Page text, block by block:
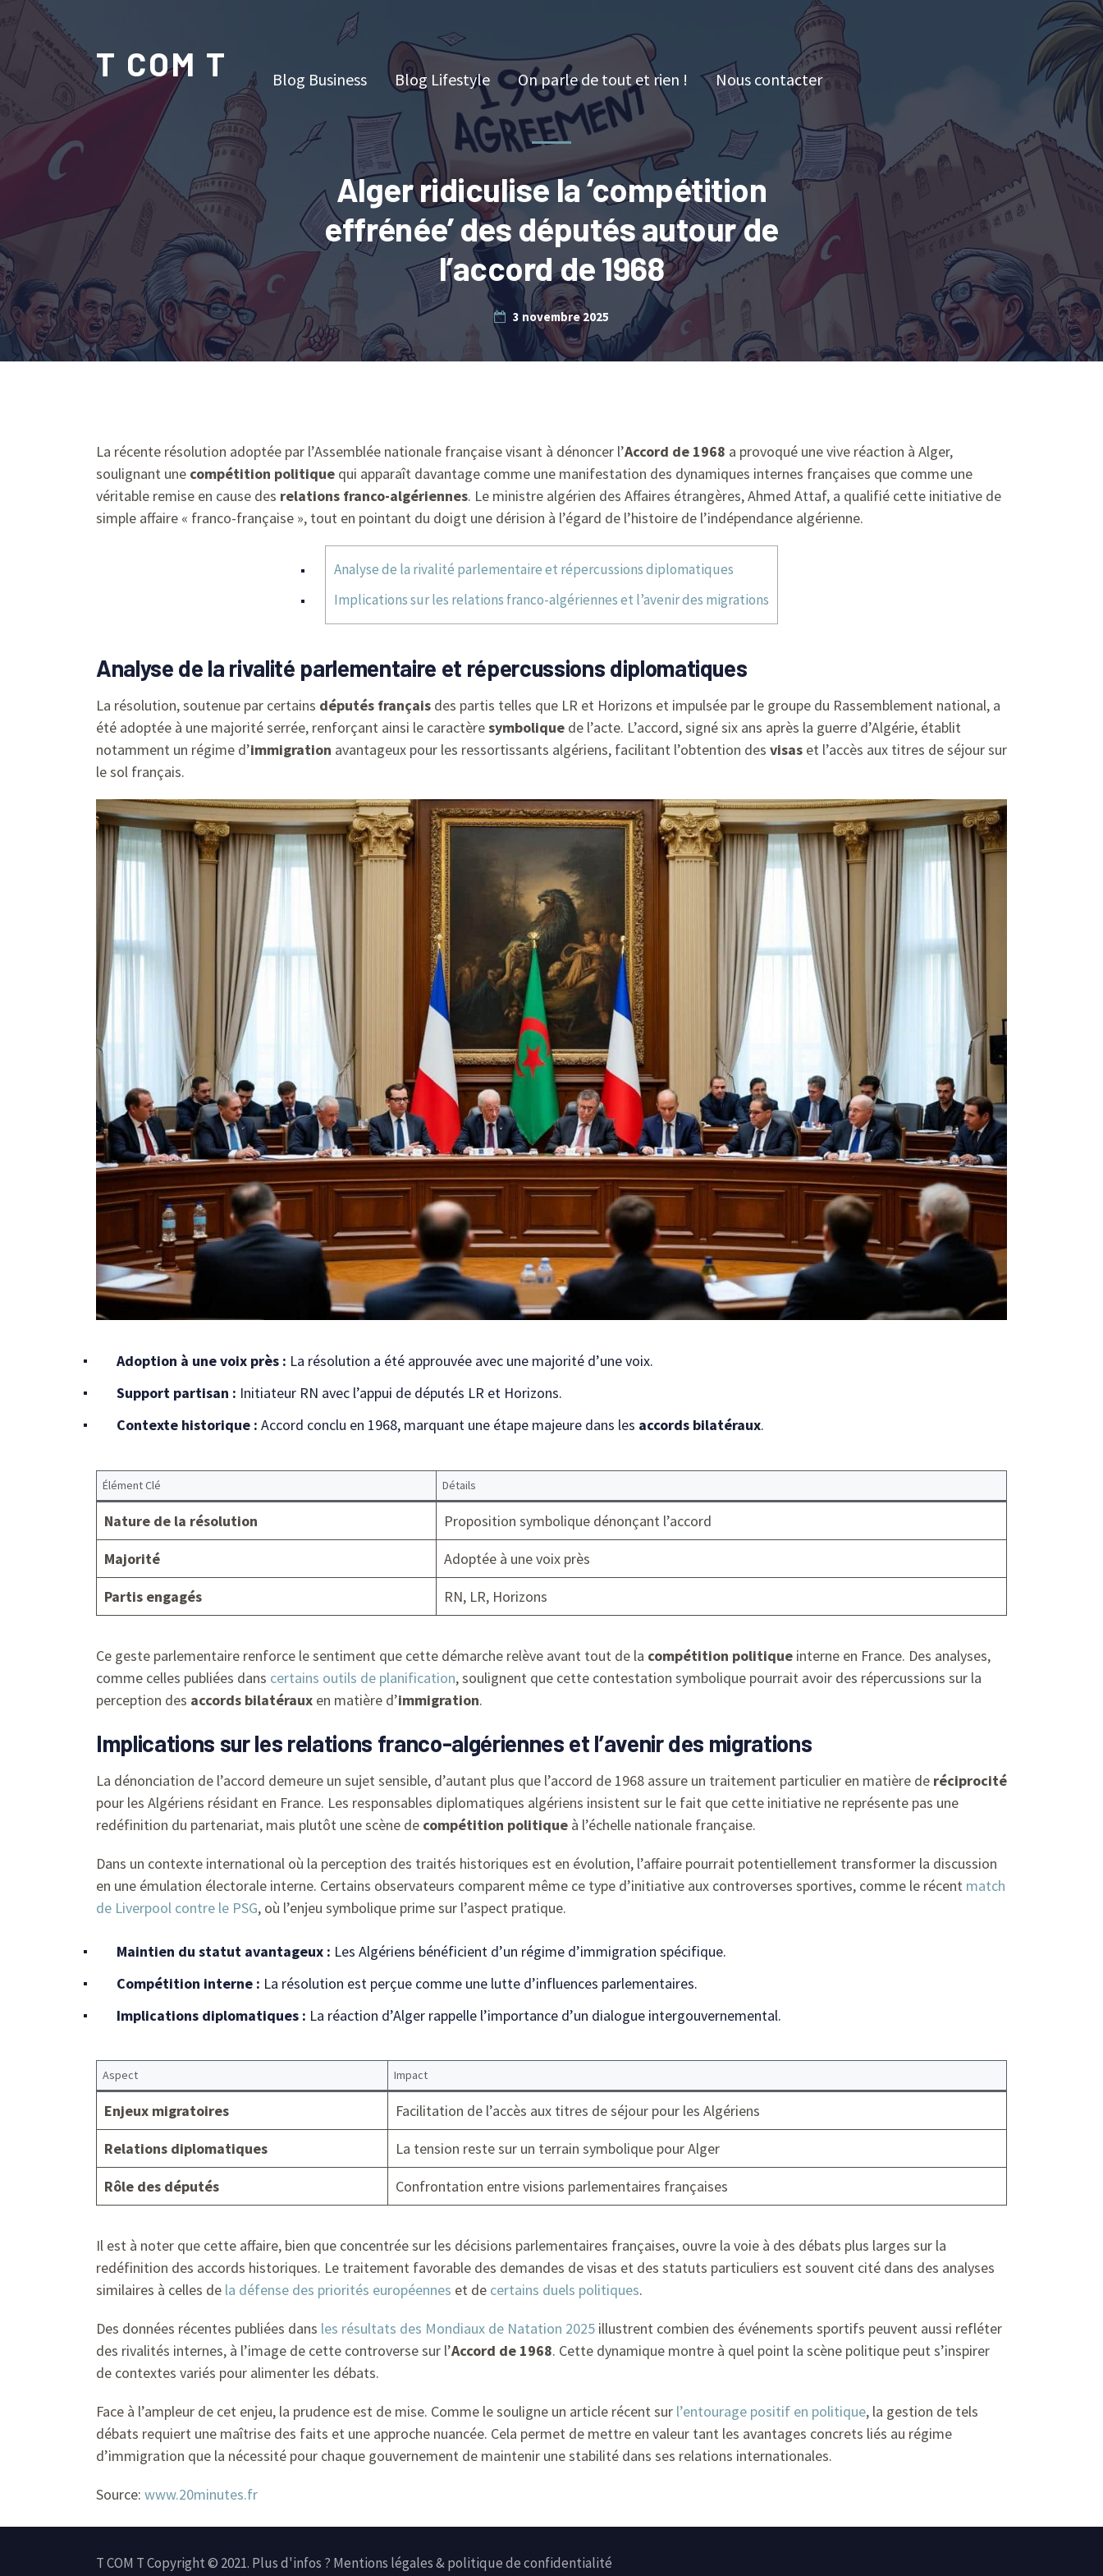
T COM T Blog Business Blog Lifestyle On parle de tout et rien ! Nous contacter
Alger ridiculise la ‘compétition
effrénée’ des députés autour de
l’accord de 1968
3 novembre 2025
La récente résolution adoptée par l’Assemblée nationale française visant à dénoncer l’Accord de 1968 a provoqué une vive réaction à Alger,
soulignant une compétition politique qui apparaît davantage comme une manifestation des dynamiques internes françaises que comme une
véritable remise en cause des relations franco-algériennes. Le ministre algérien des Affaires étrangères, Ahmed Attaf, a qualifié cette initiative de
simple affaire « franco-française », tout en pointant du doigt une dérision à l’égard de l’histoire de l’indépendance algérienne.
Analyse de la rivalité parlementaire et répercussions diplomatiques
Implications sur les relations franco-algériennes et l’avenir des migrations
Analyse de la rivalité parlementaire et répercussions diplomatiques
La résolution, soutenue par certains députés français des partis telles que LR et Horizons et impulsée par le groupe du Rassemblement national, a
été adoptée à une majorité serrée, renforçant ainsi le caractèresymbolique de l’acte. L’accord, signé six ans après la guerre d’Algérie, établit
notamment un régime d’immigration avantageux pour les ressortissants algériens, facilitant l’obtention des visas et l’accès aux titres de séjour sur
le sol français.
Adoption à une voix près : La résolution a été approuvée avec une majorité d’une voix.
Support partisan : Initiateur RN avec l’appui de députés LR et Horizons.
Contexte historique : Accord conclu en 1968, marquant une étape majeure dans les accords bilatéraux.
Élément Clé Détails
Nature de la résolution
Proposition symbolique dénonçant l’accord
Majorité
Adoptée à une voix près
Partis engagés
RN, LR, Horizons
Ce geste parlementaire renforce le sentiment que cette démarche relève avant tout de la compétition politique interne en France. Des analyses,
comme celles publiées dans certains outils de planification, soulignent que cette contestation symbolique pourrait avoir des répercussions sur la
perception des accords bilatéraux en matière d’immigration.
Implications sur les relations franco-algériennes et l’avenir des migrations
La dénonciation de l’accord demeure un sujet sensible, d’autant plus que l’accord de 1968 assure un traitement particulier en matière de réciprocité
pour les Algériens résidant en France. Les responsables diplomatiques algériens insistent sur le fait que cette initiative ne représente pas une
redéfinition du partenariat, mais plutôt une scène de compétition politique à l’échelle nationale française.
Dans un contexte international où la perception des traités historiques est en évolution, l’affaire pourrait potentiellement transformer la discussion
en une émulation électorale interne. Certains observateurs comparent même ce type d’initiative aux controverses sportives, comme le récent match
de Liverpool contre le PSG, où l’enjeu symbolique prime sur l’aspect pratique.
Maintien du statut avantageux : Les Algériens bénéficient d’un régime d’immigration spécifique.
Compétition interne : La résolution est perçue comme une lutte d’influences parlementaires.
Implications diplomatiques : La réaction d’Alger rappelle l’importance d’un dialogue intergouvernemental.
Aspect Impact
Enjeux migratoires
Facilitation de l’accès aux titres de séjour pour les Algériens
Relations diplomatiques
La tension reste sur un terrain symbolique pour Alger
Rôle des députés
Confrontation entre visions parlementaires françaises
Il est à noter que cette affaire, bien que concentrée sur les décisions parlementaires françaises, ouvre la voie à des débats plus larges sur la
redéfinition des accords historiques. Le traitement favorable des demandes de visas et des statuts particuliers est souvent cité dans des analyses
similaires à celles de la défense des priorités européennes et de certains duels politiques.
Des données récentes publiées dans les résultats des Mondiaux de Natation 2025 illustrent combien des événements sportifs peuvent aussi refléter
des rivalités internes, à l’image de cette controverse sur l’Accord de 1968. Cette dynamique montre à quel point la scène politique peut s’inspirer
de contextes variés pour alimenter les débats.
Face à l’ampleur de cet enjeu, la prudence est de mise. Comme le souligne un article récent sur l’entourage positif en politique, la gestion de tels
débats requiert une maîtrise des faits et une approche nuancée. Cela permet de mettre en valeur tant les avantages concrets liés au régime
d’immigration que la nécessité pour chaque gouvernement de maintenir une stabilité dans ses relations internationales.
Source: www.20minutes.fr
T COM T Copyright © 2021. Plus d'infos ? Mentions légales & politique de confidentialité